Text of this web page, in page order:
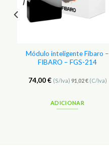
Módulo inteligente Fibaro –
FIBARO – FGS-214
74,00€ (S/Iva) 91,02€(C/Iva)
ADICIONAR